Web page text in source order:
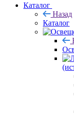
Каталог
Назад
Каталог